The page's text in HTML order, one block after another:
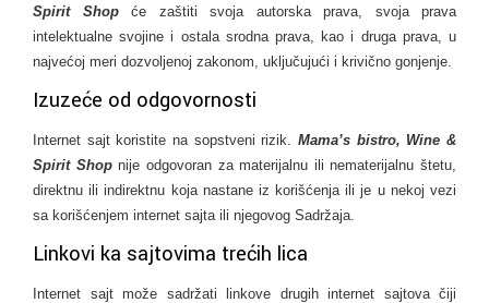
Spirit Shopće zaštiti svoja autorska prava, svoja prava
intelektualne svojine i ostala srodna prava, kao i druga prava, u
najvećoj meri dozvoljenoj zakonom, uključujući i krivično gonjenje.
Izuzeće od odgovornosti
Internet sajt koristite na sopstveni rizik. Mama’s bistro, Wine &
Spirit Shop nije odgovoran za materijalnu ili nematerijalnu štetu,
direktnu ili indirektnu koja nastane iz korišćenja ili je u nekoj vezi
sa korišćenjem internet sajta ili njegovog Sadržaja.
Linkovi ka sajtovima trećih lica
Internet sajt može sadržati linkove drugih internet sajtova čiji